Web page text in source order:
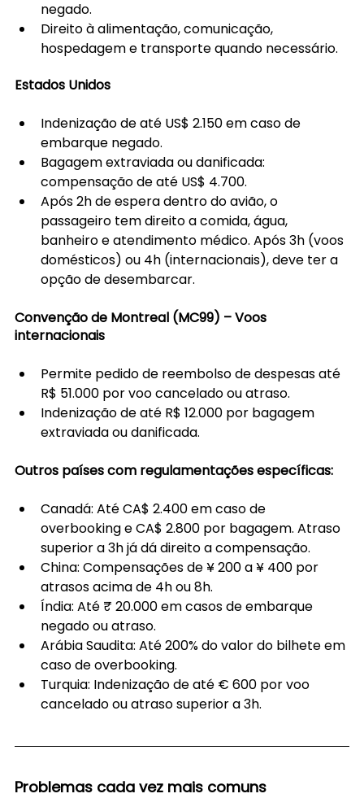
negado.
Direito à alimentação, comunicação,
hospedagem e transporte quando necessário.
Estados Unidos
Indenização de até US$ 2.150 em caso de
embarque negado.
Bagagem extraviada ou danificada:
compensação de até US$ 4.700.
Após 2h de espera dentro do avião, o
passageiro tem direito a comida, água,
banheiro e atendimento médico. Após 3h (voos
domésticos) ou 4h (internacionais), deve ter a
opção de desembarcar.
Convenção de Montreal (MC99) – Voos
internacionais
Permite pedido de reembolso de despesas até
R$ 51.000 por voo cancelado ou atraso.
Indenização de até R$ 12.000 por bagagem
extraviada ou danificada.
Outros países com regulamentações específicas:
Canadá: Até CA$ 2.400 em caso de
overbooking e CA$ 2.800 por bagagem. Atraso
superior a 3h já dá direito a compensação.
China: Compensações de ¥ 200 a ¥ 400 por
atrasos acima de 4h ou 8h.
Índia: Até ₹ 20.000 em casos de embarque
negado ou atraso.
Arábia Saudita: Até 200% do valor do bilhete em
caso de overbooking.
Turquia: Indenização de até € 600 por voo
cancelado ou atraso superior a 3h.
Problemas cada vez mais comuns